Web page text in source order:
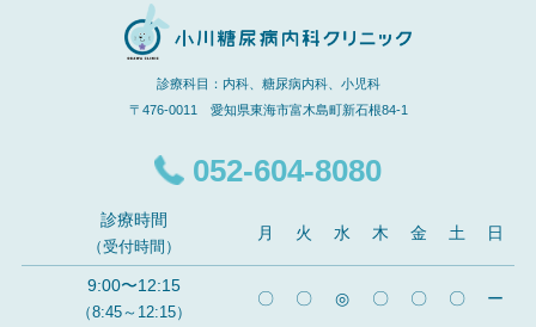
診療科目：内科、糖尿病内科、小児科
〒476-0011 愛知県東海市富木島町新石根84-1
052-604-8080
診療時間
（受付時間）
月 火 水 木 金 土 日
9:00〜12:15
（8:45～12:15）
〇 〇 ◎ 〇 〇 〇 ー